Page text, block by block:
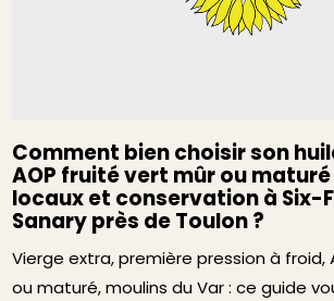
Comment bien choisir son
AOP fruité vert mûr ou
locaux et conservation à Six-
Sanary près de Toulon ?
Vierge extra, première pression à froid,
ou maturé, moulins du Var : ce guide